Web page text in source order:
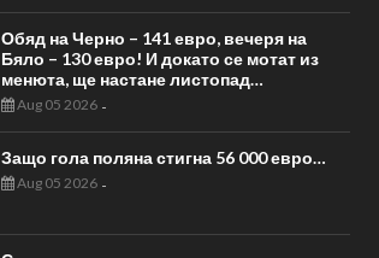
Обяд на Черно – 141 евро, вечеря на
Бяло – 130 евро! И докато се мотат из
менюта, ще настане листопад…
Aug 05 2026 -
Защо гола поляна стигна 56 000 евро…
Aug 05 2026 -